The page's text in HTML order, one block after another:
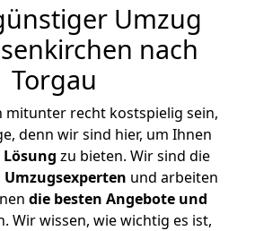
Umzug
nach
Torgau
mitunter recht kostspielig sein,
denn wir sind hier, um Ihnen
Lösung zu bieten. Wir sind die
und arbeiten
die besten Angebote und
Wir wissen, wie wichtig es ist,